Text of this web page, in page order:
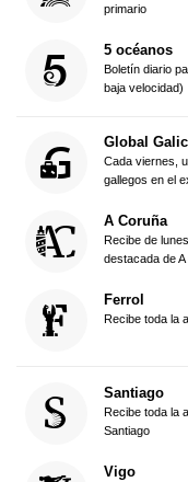
primario
5 océanos
Boletín diario
baja velocidad)
Global
Cada viernes,
gallegos en el
A Coruña
Recibe de
destacada de A
Ferrol
Recibe toda la
Santiago
Recibe toda la
Santiago
Vigo